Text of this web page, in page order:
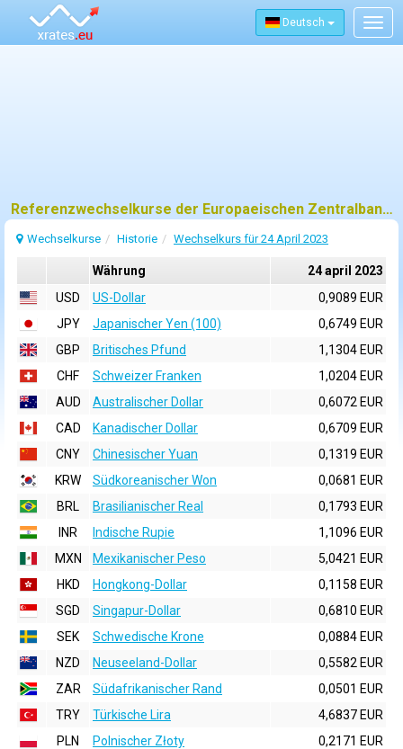
Deutsch
Referenzwechselkurse der Europaeischen Zentralbank (EZB) fuer 24 april 2023
Wechselkurse Historie Wechselkurs für 24 April 2023
Währung
24 april 2023
USD
US-Dollar
0,9089 EUR
JPY
Japanischer Yen (100)
0,6749 EUR
GBP
Britisches Pfund
1,1304 EUR
CHF
Schweizer Franken
1,0204 EUR
AUD
Australischer Dollar
0,6072 EUR
CAD
Kanadischer Dollar
0,6709 EUR
CNY
Chinesischer Yuan
0,1319 EUR
KRW
Südkoreanischer Won
0,0681 EUR
BRL
Brasilianischer Real
0,1793 EUR
INR
Indische Rupie
1,1096 EUR
MXN
Mexikanischer Peso
5,0421 EUR
HKD
Hongkong-Dollar
0,1158 EUR
SGD
Singapur-Dollar
0,6810 EUR
SEK
Schwedische Krone
0,0884 EUR
NZD
Neuseeland-Dollar
0,5582 EUR
ZAR
Südafrikanischer Rand
0,0501 EUR
TRY
Türkische Lira
4,6837 EUR
PLN
Polnischer Złoty
0,2171 EUR